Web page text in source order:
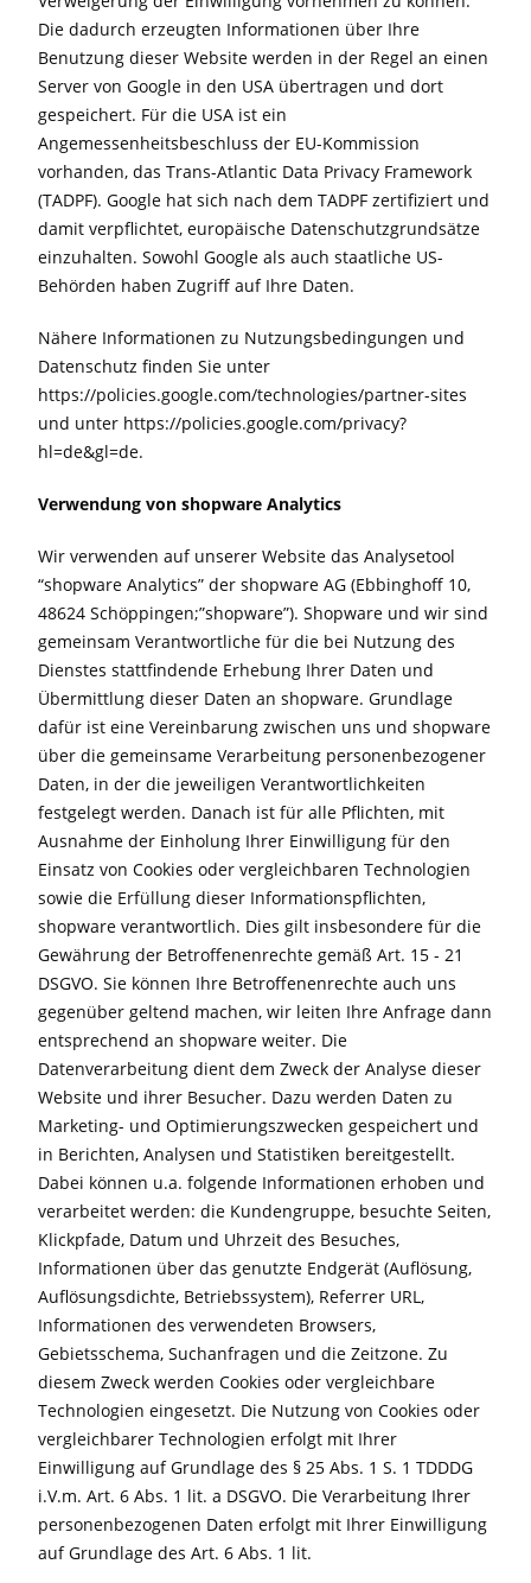
Die dadurch erzeugten Informationen über Ihre
Benutzung dieser Website werden in der Regel an einen
Server von Google in den USA übertragen und dort
gespeichert. Für die USA ist ein
Angemessenheitsbeschluss der EU-Kommission
vorhanden, das Trans-Atlantic Data Privacy Framework
(TADPF). Google hat sich nach dem TADPF zertifiziert und
damit verpflichtet, europäische Datenschutzgrundsätze
einzuhalten. Sowohl Google als auch staatliche US-
Behörden haben Zugriff auf Ihre Daten.
Nähere Informationen zu Nutzungsbedingungen und
Datenschutz finden Sie unter
https://policies.google.com/technologies/partner-sites
und unter https://policies.google.com/privacy?
hl=de&gl=de.
Verwendung von shopware Analytics
Wir verwenden auf unserer Website das Analysetool
“shopware Analytics” der shopware AG (Ebbinghoff 10,
48624 Schöppingen;”shopware”). Shopware und wir sind
gemeinsam Verantwortliche für die bei Nutzung des
Dienstes stattfindende Erhebung Ihrer Daten und
Übermittlung dieser Daten an shopware. Grundlage
dafür ist eine Vereinbarung zwischen uns und shopware
über die gemeinsame Verarbeitung personenbezogener
Daten, in der die jeweiligen Verantwortlichkeiten
festgelegt werden. Danach ist für alle Pflichten, mit
Ausnahme der Einholung Ihrer Einwilligung für den
Einsatz von Cookies oder vergleichbaren Technologien
sowie die Erfüllung dieser Informationspflichten,
shopware verantwortlich. Dies gilt insbesondere für die
Gewährung der Betroffenenrechte gemäß Art. 15 - 21
DSGVO. Sie können Ihre Betroffenenrechte auch uns
gegenüber geltend machen, wir leiten Ihre Anfrage dann
entsprechend an shopware weiter. Die
Datenverarbeitung dient dem Zweck der Analyse dieser
Website und ihrer Besucher. Dazu werden Daten zu
Marketing- und Optimierungszwecken gespeichert und
in Berichten, Analysen und Statistiken bereitgestellt.
Dabei können u.a. folgende Informationen erhoben und
verarbeitet werden: die Kundengruppe, besuchte Seiten,
Klickpfade, Datum und Uhrzeit des Besuches,
Informationen über das genutzte Endgerät (Auflösung,
Auflösungsdichte, Betriebssystem), Referrer URL,
Informationen des verwendeten Browsers,
Gebietsschema, Suchanfragen und die Zeitzone. Zu
diesem Zweck werden Cookies oder vergleichbare
Technologien eingesetzt. Die Nutzung von Cookies oder
vergleichbarer Technologien erfolgt mit Ihrer
Einwilligung auf Grundlage des § 25 Abs. 1 S. 1 TDDDG
i.V.m. Art. 6 Abs. 1 lit. a DSGVO. Die Verarbeitung Ihrer
personenbezogenen Daten erfolgt mit Ihrer Einwilligung
auf Grundlage des Art. 6 Abs. 1 lit.